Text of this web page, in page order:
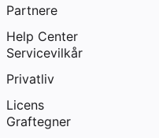
Partnere
Help Center
Servicevilkår
Privatliv
Licens
Graftegner